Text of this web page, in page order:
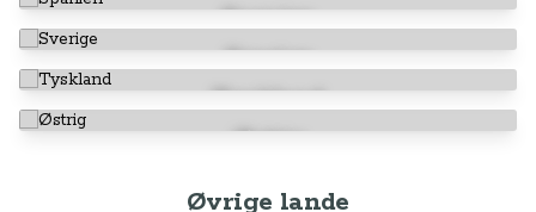
Spanien
Sverige
Tyskland
Østrig
Øvrige lande